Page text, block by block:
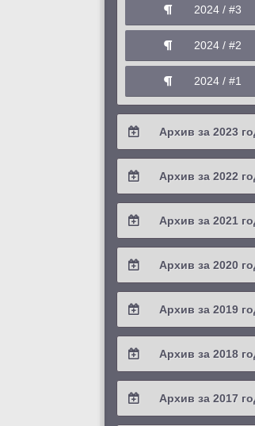
2025 / #1
2024 / #3
2024 / #2
2024 / #1
Архив за 2023
2023 / #4
2023 / #3
2023 / #1
Архив за 2022
2022 / #4
2022 / #3
2022 / #1
Архив за 2021
2021 / #4
2021 / #3
2021 / #1
Архив за 2020
2020 / #4
2020 / #3
2020 / #1
Архив за 2019
2019 / #4
2019 / #3
Архив за 2018
2018 / #4
2018 / #3
Архив за 2017